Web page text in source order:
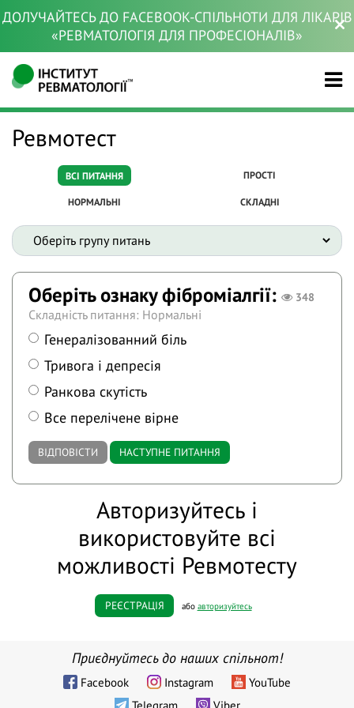
ДОЛУЧАЙТЕСЬ ДО FACEBOOK-СПІЛЬНОТИ ДЛЯ ЛІКАРІВ
«РЕВМАТОЛОГІЯ ДЛЯ ПРОФЕСІОНАЛІВ»
Ревмотест
ВСІ ПИТАННЯ ПРОСТІ
НОРМАЛЬНІ СКЛАДНІ
Оберіть ознаку фіброміалгії: 348
Складність питання: Нормальні
Генералізованний біль
Тривога і депресія
Ранкова скутість
Все перелічене вірне
ВІДПОВІСТИ НАСТУПНЕ ПИТАННЯ
Авторизуйтесь і
використовуйте всі
можливості Ревмотесту
РЕЄСТРАЦІЯ або авторизуйтесь
Приєднуйтесь до наших спільнот!
Facebook Instagram
YouTube